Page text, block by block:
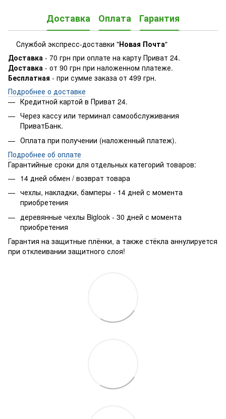
Доставка Оплата Гарантия
Службой экспресс-доставки "Новая Почта"
Доставка - 70 грн при оплате на карту Приват 24.
Доставка - от 90 грн при наложенном платеже.
Бесплатная - при сумме заказа от 499 грн.
Подробнее о доставке
Кредитной картой в Приват 24.
Через кассу или терминал самообслуживания
ПриватБанк.
Оплата при получении (наложенный платеж).
Подробнее об оплате
Гарантийные сроки для отдельных категорий товаров:
14 дней обмен / возврат товара
чехлы, накладки, бамперы - 14 дней с момента
приобретения
деревянные чехлы Biglook - 30 дней с момента
приобретения
Гарантия на защитные плёнки, а также стёкла аннулируется
при отклеивании защитного слоя!